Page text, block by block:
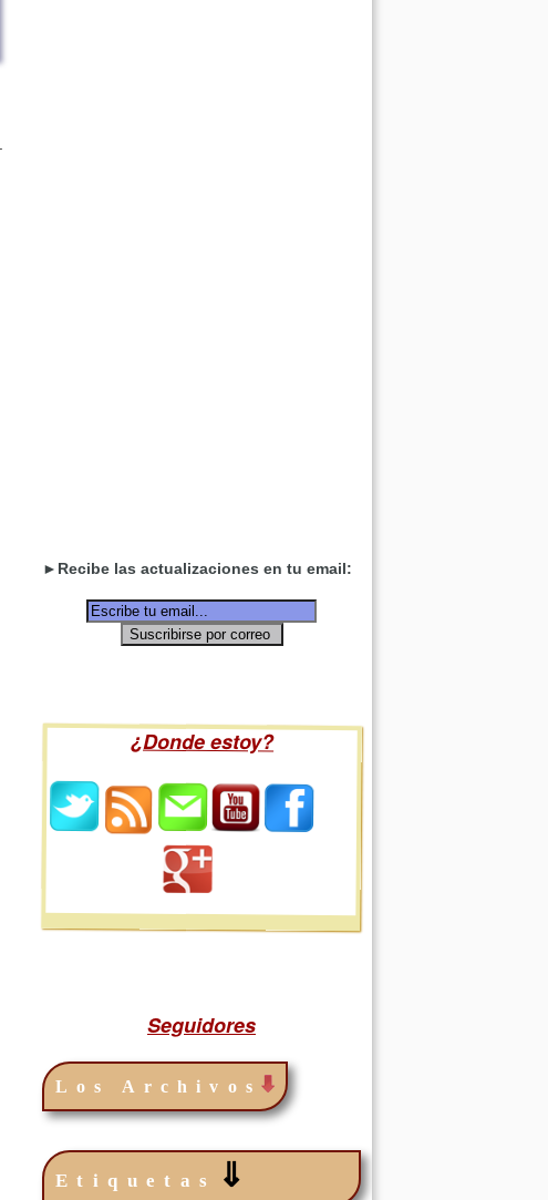
►Recibe las actualizaciones en tu email:
¿Donde estoy?
Seguidores
Los Archivos
Etiquetas ⇓